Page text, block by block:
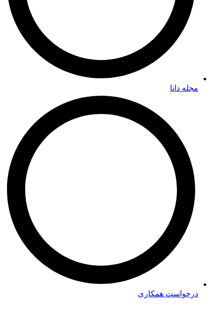
مجله دانا
درخواست همکاری